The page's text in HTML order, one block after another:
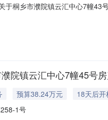
于桐乡市濮院镇云汇中心7幢
：桐乡市濮院镇云汇中心7幢
院镇云汇中心7幢45号
预算38.24万元
18天后开
1号